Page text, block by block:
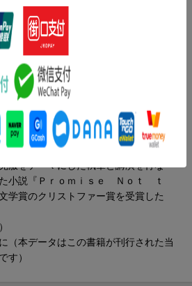
く。／特別寄稿 価値ある声：性暴力
心の回復と希望を与える書・映画
データベースより）
Lehman,Carolyn）
とカリフォルニア大学バークレー校で
カレッジで児童文学の修士を取得。児
品を執筆すると同時に、カリフォルニ
で教鞭をとる。２０年間にわたって、
服をテーマにした執筆と講演を行な
小説『Ｐｒｏｍｉｓｅ Ｎｏｔ ｔ
学賞のクリストファー賞を受賞した
（本データはこの書籍が刊行された当
す）